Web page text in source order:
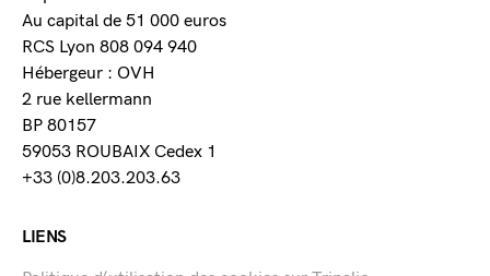
Au capital de 51 000 euros
RCS Lyon 808 094 940
Hébergeur : OVH
2 rue kellermann
BP 80157
59053 ROUBAIX Cedex 1
+33 (0)8.203.203.63
LIENS